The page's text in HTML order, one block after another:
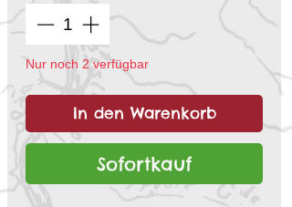
Nur noch 2 verfügbar
In den Warenkorb
Sofortkauf